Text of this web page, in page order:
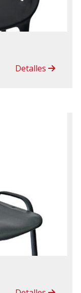
Detalles